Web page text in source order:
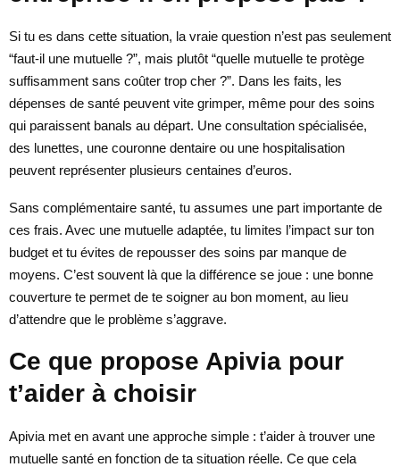
Si tu es dans cette situation, la vraie question n’est pas seulement
“faut-il une mutuelle ?”, mais plutôt “quelle mutuelle te protège
suffisamment sans coûter trop cher ?”. Dans les faits, les
dépenses de santé peuvent vite grimper, même pour des soins
qui paraissent banals au départ. Une consultation spécialisée,
des lunettes, une couronne dentaire ou une hospitalisation
peuvent représenter plusieurs centaines d’euros.
Sans complémentaire santé, tu assumes une part importante de
ces frais. Avec une mutuelle adaptée, tu limites l’impact sur ton
budget et tu évites de repousser des soins par manque de
moyens. C’est souvent là que la différence se joue : une bonne
couverture te permet de te soigner au bon moment, au lieu
d’attendre que le problème s’aggrave.
Ce que propose Apivia pour
t’aider à choisir
Apivia met en avant une approche simple : t’aider à trouver une
mutuelle santé en fonction de ta situation réelle. Ce que cela